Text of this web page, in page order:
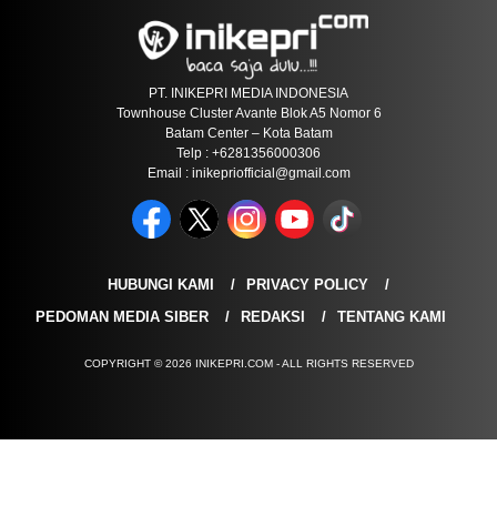
PT. INIKEPRI MEDIA INDONESIA
Townhouse Cluster Avante Blok A5 Nomor 6
Batam Center – Kota Batam
Telp : +6281356000306
Email : inikepriofficial@gmail.com
HUBUNGI KAMI
PRIVACY POLICY
PEDOMAN MEDIA SIBER
REDAKSI TENTANG KAMI
COPYRIGHT © 2026 INIKEPRI.COM - ALL RIGHTS RESERVED